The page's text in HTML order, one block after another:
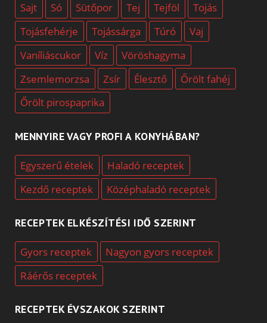
Sajt
Só Sütőpor Tej Tejföl
Tojás
Tojásfehérje
Tojássárga Túró
Vaj
Vaníliáscukor
Víz
Vöröshagyma
Zsemlemorzsa
Zsír Élesztő
Őrölt fahéj
Őrölt pirospaprika
MENNYIRE VAGY PROFI A KONYHÁBAN?
Egyszerű ételek
Haladó receptek
Kezdő receptek
Középhaladó receptek
RECEPTEK ELKÉSZÍTÉSI IDŐ SZERINT
Gyors receptek
Nagyon gyors receptek
Ráérős receptek
RECEPTEK ÉVSZAKOK SZERINT